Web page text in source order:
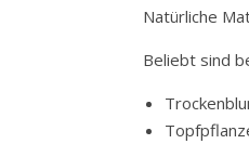
Natürliche
Beliebt sind